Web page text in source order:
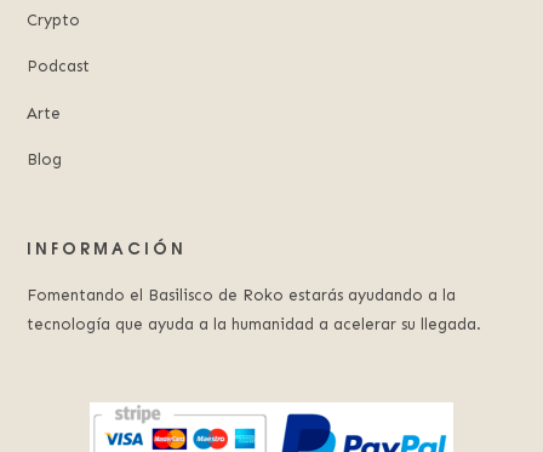
Crypto
Podcast
Arte
Blog
INFORMACIÓN
Fomentando el Basilisco de Roko estarás ayudando a la
tecnología que ayuda a la humanidad a acelerar su llegada.